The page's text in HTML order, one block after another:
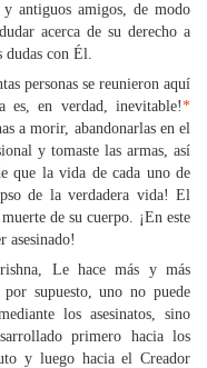
antiguos amigos, de modo
acerca de su derecho a
dudas con Él.
personas se reunieron aquí
en verdad, inevitable!*
a morir, abandonarlas en el
y tomaste las armas, así
que la vida de cada uno de
de la verdadera vida! El
de su cuerpo. ¡En este
asesinado!
Le hace más y más
por supuesto, uno no puede
los asesinatos, sino
primero hacia los
y luego hacia el Creador